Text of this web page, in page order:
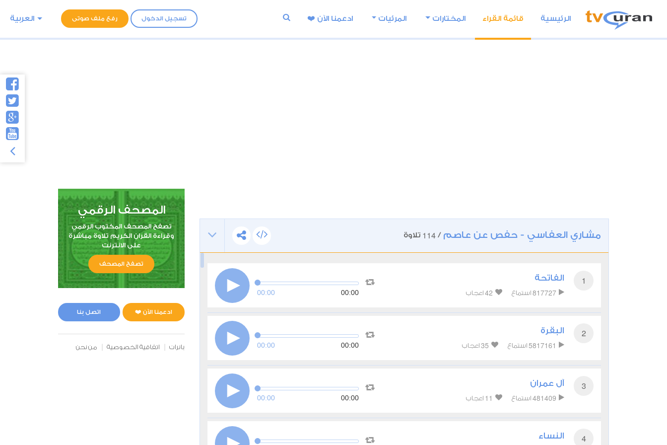
تسجيل الدخول رفع ملف صوتى العربية الرئيسية قائمة القراء المختارات المرئيات ادعمنا اﻵن ❤️
مشاري العفاسي - حفص عن عاصم /
114 تلاوة
1 الفاتحة
817727 استماع 42 اعجاب 00:00 00:00
2 البقرة
5817161 استماع 35 اعجاب 00:00 00:00
3 آل عمران
481409 استماع 11 اعجاب 00:00 00:00
4 النساء
المصحف الرقمي
تصفح المصحف المكتوب الرقمي
وقراءة القران الكريم تلاوة مباشرة
على الانترنت
تصفح المصحف
ادعمنا الآن ❤️ اتصل بنا
بانرات اتفاقية الخصوصية من نحن